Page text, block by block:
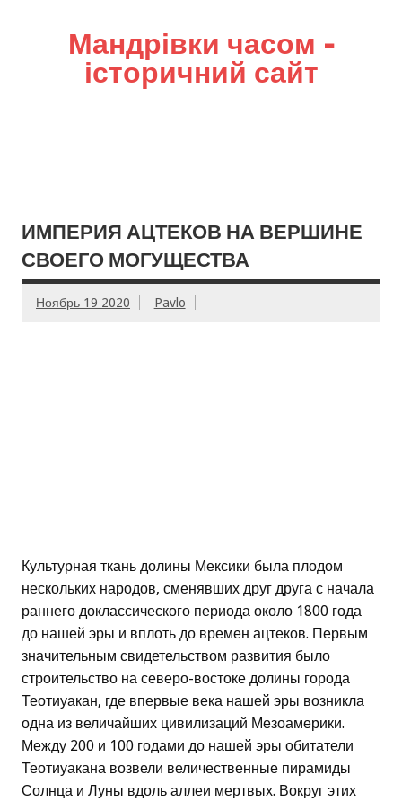
Мандрівки часом –
історичний сайт
ИМПЕРИЯ АЦТЕКОВ НА ВЕРШИНЕ
СВОЕГО МОГУЩЕСТВА
Ноябрь 19 2020 Pavlo
Культурная ткань долины Мексики была плодом
нескольких народов, сменявших друг друга с начала
раннего доклассического периода около 1800 года
до нашей эры и вплоть до времен ацтеков. Первым
значительным свидетельством развития было
строительство на северо-востоке долины города
Теотиуакан, где впервые века нашей эры возникла
одна из величайших цивилизаций Мезоамерики.
Между 200 и 100 годами до нашей эры обитатели
Теотиуакана возвели величественные пирамиды
Солнца и Луны вдоль аллеи мертвых. Вокруг этих